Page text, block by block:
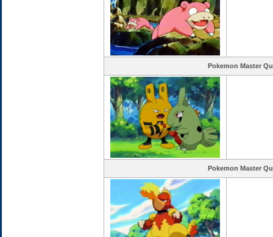
Pokemon Master
Pokemon Master